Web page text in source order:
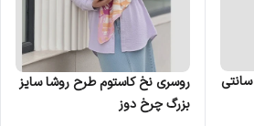
روسری نخی قواره بزرگ 140 سانتی
روسری نخ کاستوم طرح روشا سایز
بزرگ چرخ دوز